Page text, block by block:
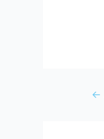
←